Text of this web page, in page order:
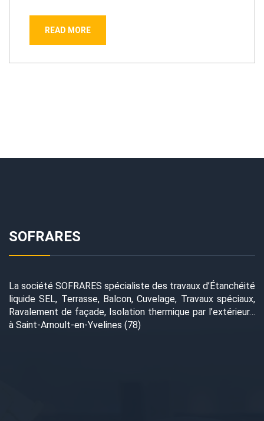
READ MORE
SOFRARES
La société SOFRARES spécialiste des travaux d’Étanchéité
liquide SEL, Terrasse, Balcon, Cuvelage, Travaux spéciaux,
Ravalement de façade, Isolation thermique par l’extérieur…
à Saint-Arnoult-en-Yvelines (78)